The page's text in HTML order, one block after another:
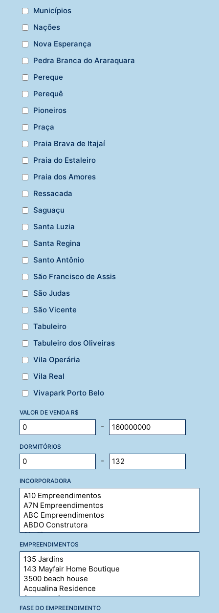
Municípios
Nações
Nova Esperança
Pedra Branca do Araraquara
Pereque
Perequê
Pioneiros
Praça
Praia Brava de Itajaí
Praia do Estaleiro
Praia dos Amores
Ressacada
Saguaçu
Santa Luzia
Santa Regina
Santo Antônio
São Francisco de Assis
São Judas
São Vicente
Tabuleiro
Tabuleiro dos Oliveiras
Vila Operária
Vila Real
Vivapark Porto Belo
VALOR DE VENDA R$
-
DORMITÓRIOS
-
INCORPORADORA
EMPREENDIMENTOS
FASE DO EMPREENDIMENTO